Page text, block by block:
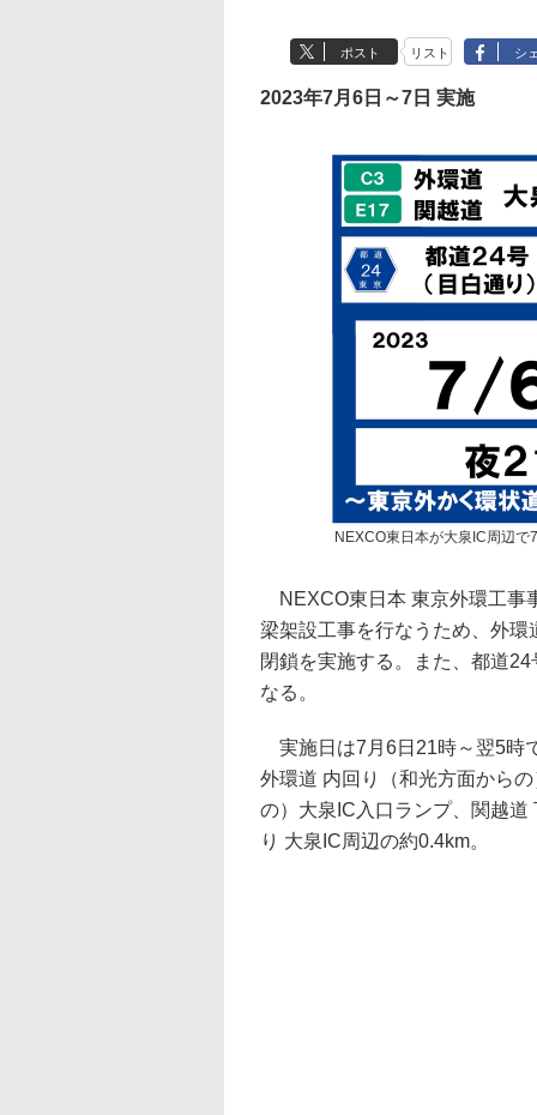
ポスト リスト シ
2023年7月6日～7日 実施
NEXCO東日本が大泉IC周辺
NEXCO東日本 東京外環工事
梁架設工事を行なうため、外
閉鎖を実施する。また、都道
なる。
実施日は7月6日21時～翌5時
外環道 内回り（和光方面から
の）大泉IC入口ランプ、関越
り 大泉IC周辺の約0.4km。